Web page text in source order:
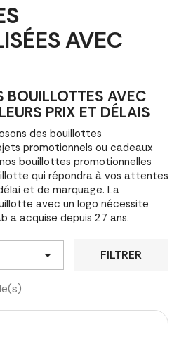
AVEC
AVEC
PRIX ET DÉLAIS
des bouillottes
promotionnels ou cadeaux
bouillottes promotionnelles
qui répondra à vos attentes
et de marquage. La
avec un logo nécessite
a acquise depuis 27 ans.
 FILTRER